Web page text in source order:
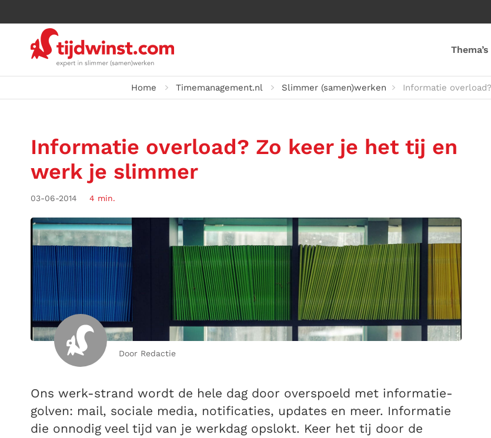
Thema’s
Home Timemanagement.nl Slimmer (samen)werken Informatie
Informatie overload? Zo keer je het tij en
werk je slimmer
03-06-2014 4 min.
Door Redactie
Ons werk-strand wordt de hele dag door overspoeld met informatie-
golven: mail, sociale media, notificaties, updates en meer. Informatie
die onnodig veel tijd van je werkdag opslokt. Keer het tij door de